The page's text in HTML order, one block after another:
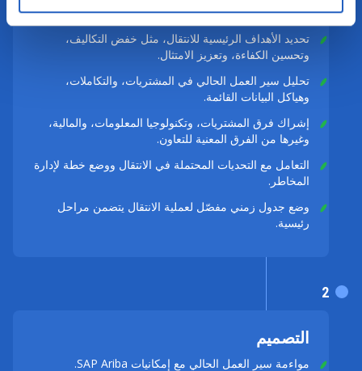
التقييم والتخطيط
تحديد الأهداف الرئيسية للانتقال، مثل خفض التكاليف،
وتحسين الكفاءة، وتعزيز الامتثال.
تحليل سير العمل الحالي في المشتريات، والتكاملات،
وهياكل البيانات القائمة.
إشراك فرق المشتريات، وتكنولوجيا المعلومات، والمالية،
وغيرها من الفرق المعنية للتعاون.
التعامل مع التحديات المحتملة في الانتقال ووضع خطة لإدارة
المخاطر.
وضع جدول زمني مفصّل لعملية الانتقال يتضمن مراحل
رئيسية.
التصميم
مواءمة سير العمل الحالي مع إمكانيات SAP Ariba.
2